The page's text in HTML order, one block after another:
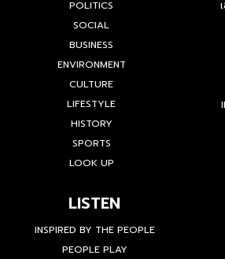
POLITICS
SOCIAL
BUSINESS
ENVIRONMENT
CULTURE
LIFESTYLE
HISTORY
SPORTS
LOOK UP
LISTEN
INSPIRED BY THE PEOPLE
PEOPLE PLAY